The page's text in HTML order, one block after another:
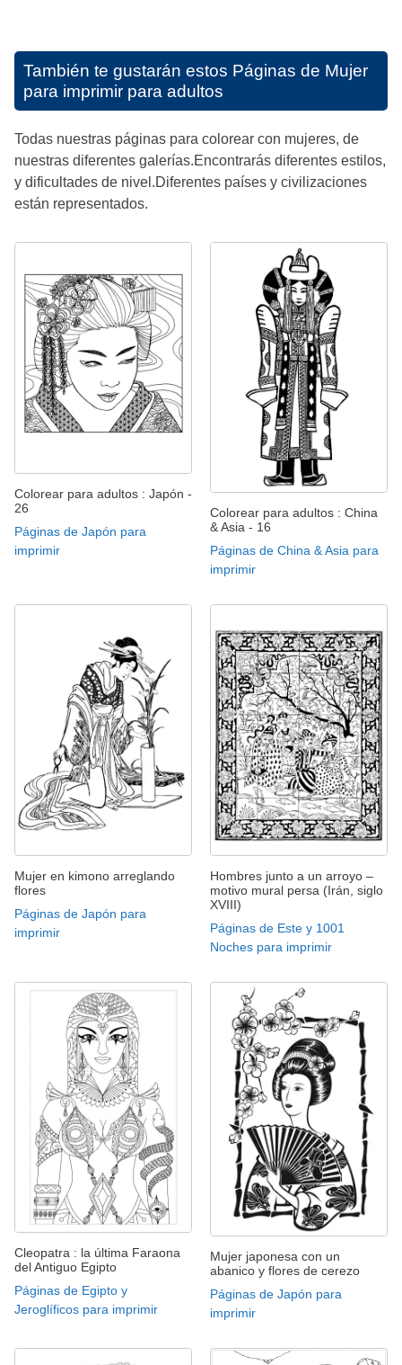
También te gustarán estos Páginas de Mujer
para imprimir para adultos
Todas nuestras páginas para colorear con mujeres, de
nuestras diferentes galerías.Encontrarás diferentes estilos,
y dificultades de nivel.Diferentes países y civilizaciones
están representados.
Colorear para adultos : Japón -
26
Páginas de Japón para
imprimir
Colorear para adultos : China
& Asia - 16
Páginas de China & Asia para
imprimir
Mujer en kimono arreglando
flores
Páginas de Japón para
imprimir
Hombres junto a un arroyo –
motivo mural persa (Irán, siglo
XVIII)
Páginas de Este y 1001
Noches para imprimir
Cleopatra : la última Faraona
del Antiguo Egipto
Páginas de Egipto y
Jeroglíficos para imprimir
Mujer japonesa con un
abanico y flores de cerezo
Páginas de Japón para
imprimir